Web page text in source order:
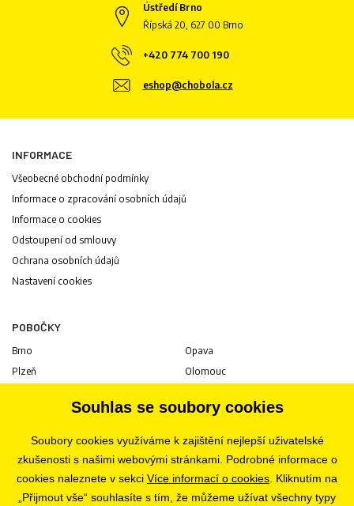
Ústředí Brno
Řípská 20, 627 00 Brno
+420 774 700 190
eshop@chobola.cz
INFORMACE
Všeobecné obchodní podmínky
Informace o zpracování osobních údajů
Informace o cookies
Odstoupení od smlouvy
Ochrana osobních údajů
Nastavení cookies
POBOČKY
Brno
Plzeň
Ostrava
Opava
Olomouc
Pardubice
Liberec
Bratislava
Souhlas se soubory cookies
Soubory cookies využíváme k zajištění nejlepší uživatelské
zkušenosti s našimi webovými stránkami. Podrobné informace o
cookies naleznete v sekci Více informací o cookies . Kliknutím na
„Přijmout vše“ souhlasíte s tím, že můžeme užívat všechny typy